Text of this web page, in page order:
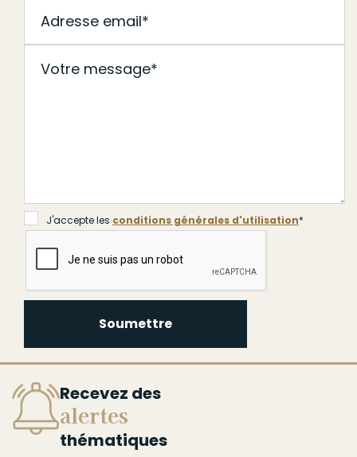
J'accepte les conditions générales d'utilisation*
Soumettre
Recevez des
alertes
thématiques